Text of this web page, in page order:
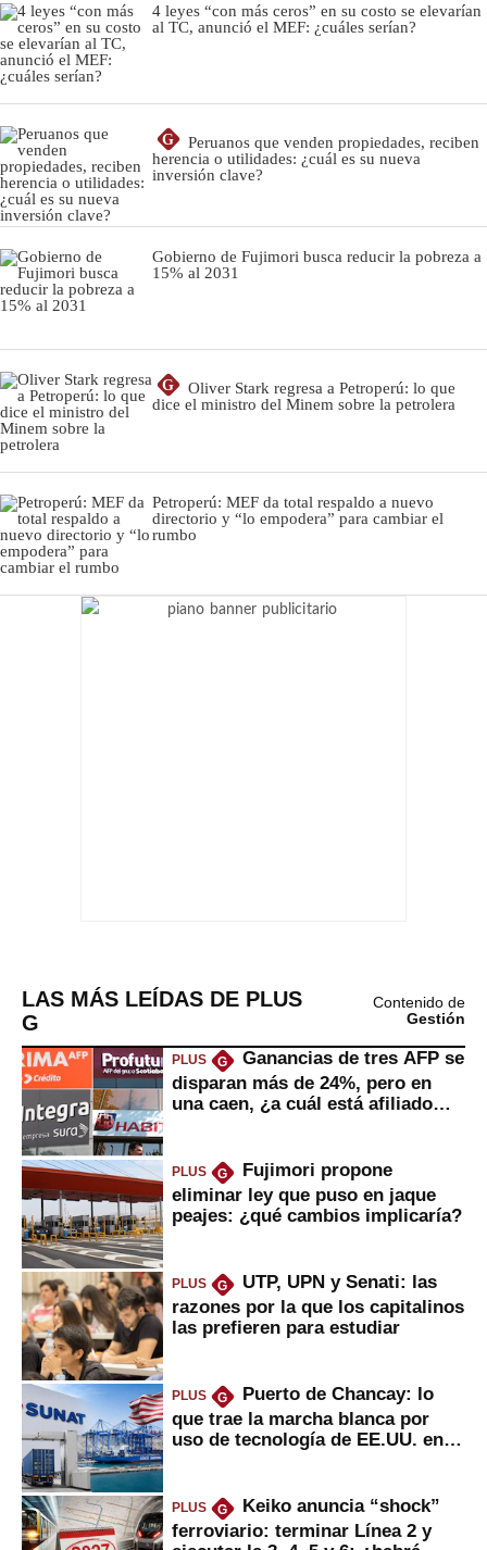
4 leyes “con más ceros” en su costo se elevarían
al TC, anunció el MEF: ¿cuáles serían?
G
Peruanos que venden propiedades, reciben
herencia o utilidades: ¿cuál es su nueva
inversión clave?
Gobierno de Fujimori busca reducir la pobreza a
15% al 2031
G
Oliver Stark regresa a Petroperú: lo que
dice el ministro del Minem sobre la petrolera
Petroperú: MEF da total respaldo a nuevo
directorio y “lo empodera” para cambiar el
rumbo
LAS MÁS LEÍDAS DE PLUS
G
Contenido de
Gestión
PLUS G
Ganancias de tres AFP se
disparan más de 24%, pero en
una caen, ¿a cuál está afiliado
PLUS G
Fujimori propone
eliminar ley que puso en jaque
peajes: ¿qué cambios implicaría?
PLUS G
UTP, UPN y Senati: las
razones por la que los capitalinos
las prefieren para estudiar
PLUS G
Puerto de Chancay: lo
que trae la marcha blanca por
uso de tecnología de EE.UU. en
PLUS G
Keiko anuncia “shock”
ferroviario: terminar Línea 2 y